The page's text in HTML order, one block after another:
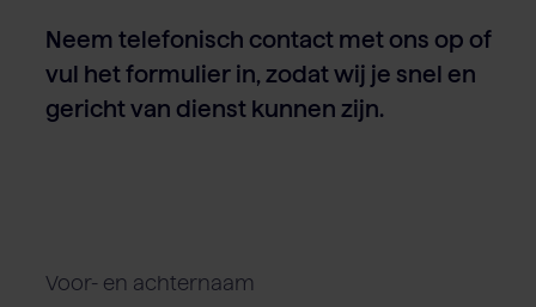
Neem telefonisch contact met ons op of
vul het formulier in, zodat wij je snel en
gericht van dienst kunnen zijn.